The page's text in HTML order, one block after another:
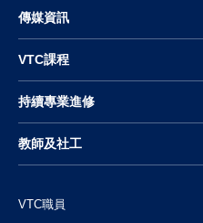
傳媒資訊
VTC課程
持續專業進修
教師及社工
VTC職員